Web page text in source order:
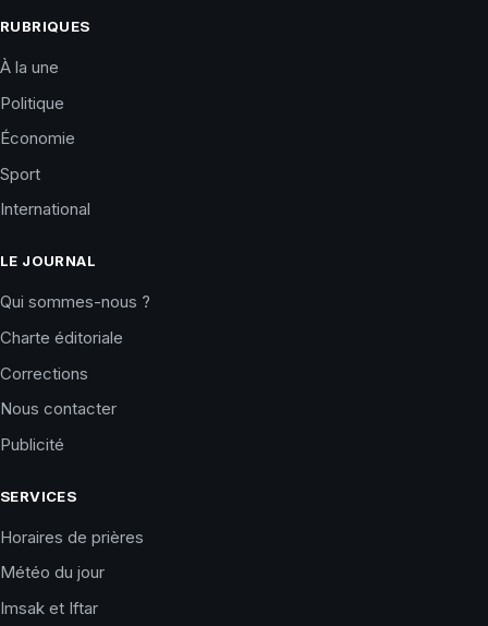
RUBRIQUES
À la une
Politique
Économie
Sport
International
LE JOURNAL
Qui sommes-nous ?
Charte éditoriale
Corrections
Nous contacter
Publicité
SERVICES
Horaires de prières
Météo du jour
Imsak et Iftar